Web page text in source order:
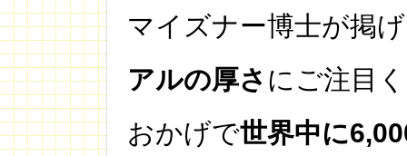
マイズナー博士が掲
アルの厚さ にご注目
おかげで世界中に